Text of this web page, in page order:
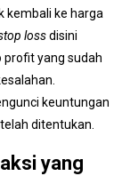
kembali ke harga
lossdisini
yang sudah
keuntungan
ditentukan.
yang